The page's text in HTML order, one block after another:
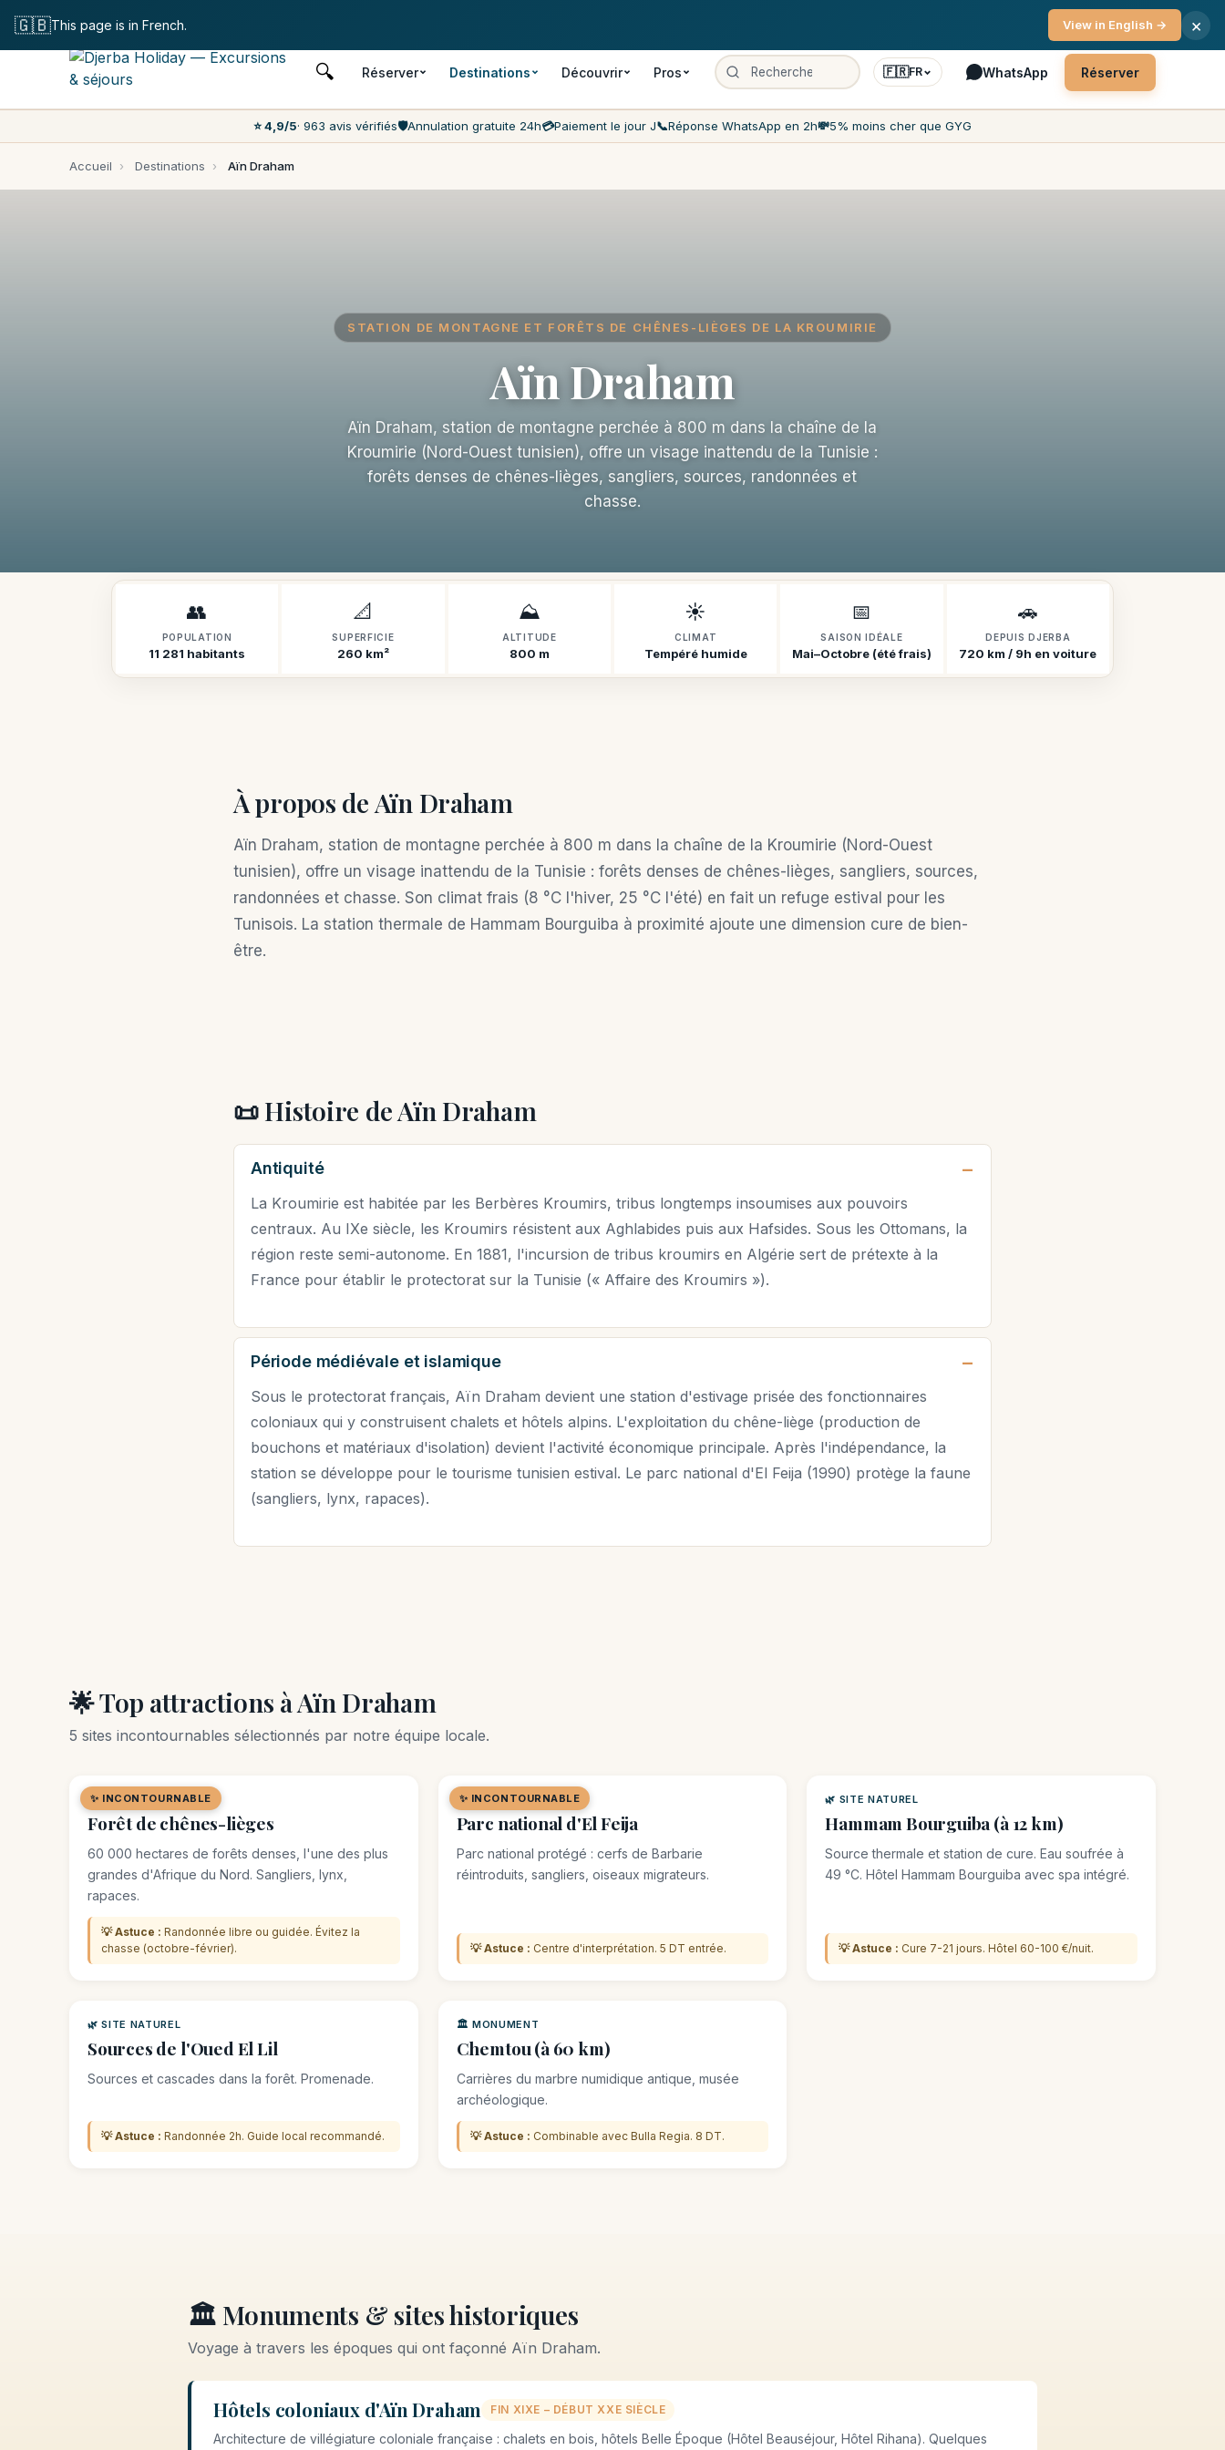
🔍 Réserver Destinations Découvrir Pros 🇫🇷FR WhatsApp Réserver
⭐ 4,9/5· 963 avis vérifiés🛡️Annulation gratuite 24h💳Paiement le jour J📞Réponse WhatsApp en 2h💸5% moins cher que GYG
Accueil › Destinations › Aïn Draham
STATION DE MONTAGNE ET FORÊTS DE CHÊNES-LIÈGES DE LA KROUMIRIE
Aïn Draham
Aïn Draham, station de montagne perchée à 800 m dans la chaîne de la
Kroumirie (Nord-Ouest tunisien), offre un visage inattendu de la Tunisie :
forêts denses de chênes-lièges, sangliers, sources, randonnées et
chasse.
👥
POPULATION
11 281 habitants
📐
SUPERFICIE
260 km²
⛰️
ALTITUDE
800 m
☀️
CLIMAT
Tempéré humide
📅
SAISON IDÉALE
Mai–Octobre (été frais)
🚗
DEPUIS DJERBA
720 km / 9h en voiture
À propos de Aïn Draham
Aïn Draham, station de montagne perchée à 800 m dans la chaîne de la Kroumirie (Nord-Ouest
tunisien), offre un visage inattendu de la Tunisie : forêts denses de chênes-lièges, sangliers, sources,
randonnées et chasse. Son climat frais (8 °C l'hiver, 25 °C l'été) en fait un refuge estival pour les
Tunisois. La station thermale de Hammam Bourguiba à proximité ajoute une dimension cure de bien-
être.
📜 Histoire de Aïn Draham
Antiquité
La Kroumirie est habitée par les Berbères Kroumirs, tribus longtemps insoumises aux pouvoirs
centraux. Au IXe siècle, les Kroumirs résistent aux Aghlabides puis aux Hafsides. Sous les Ottomans, la
région reste semi-autonome. En 1881, l'incursion de tribus kroumirs en Algérie sert de prétexte à la
France pour établir le protectorat sur la Tunisie (« Affaire des Kroumirs »).
Période médiévale et islamique
Sous le protectorat français, Aïn Draham devient une station d'estivage prisée des fonctionnaires
coloniaux qui y construisent chalets et hôtels alpins. L'exploitation du chêne-liège (production de
bouchons et matériaux d'isolation) devient l'activité économique principale. Après l'indépendance, la
station se développe pour le tourisme tunisien estival. Le parc national d'El Feija (1990) protège la faune
(sangliers, lynx, rapaces).
🌟 Top attractions à Aïn Draham
5 sites incontournables sélectionnés par notre équipe locale.
✨ INCONTOURNABLE
🌿 SITE NATUREL
Forêt de chênes-lièges
60 000 hectares de forêts denses, l'une des plus
grandes d'Afrique du Nord. Sangliers, lynx,
rapaces.
💡 Astuce : Randonnée libre ou guidée. Évitez la
chasse (octobre-février).
✨ INCONTOURNABLE
🌿 SITE NATUREL
Parc national d'El Feija
Parc national protégé : cerfs de Barbarie
réintroduits, sangliers, oiseaux migrateurs.
💡 Astuce : Centre d'interprétation. 5 DT entrée.
🌿 SITE NATUREL
Hammam Bourguiba (à 12 km)
Source thermale et station de cure. Eau soufrée à
49 °C. Hôtel Hammam Bourguiba avec spa intégré.
💡 Astuce : Cure 7-21 jours. Hôtel 60-100 €/nuit.
🌿 SITE NATUREL
Sources de l'Oued El Lil
Sources et cascades dans la forêt. Promenade.
💡 Astuce : Randonnée 2h. Guide local recommandé.
🏛️ MONUMENT
Chemtou (à 60 km)
Carrières du marbre numidique antique, musée
archéologique.
💡 Astuce : Combinable avec Bulla Regia. 8 DT.
🏛️ Monuments & sites historiques
Voyage à travers les époques qui ont façonné Aïn Draham.
Hôtels coloniaux d'Aïn Draham FIN XIXE – DÉBUT XXE SIÈCLE
Architecture de villégiature coloniale française : chalets en bois, hôtels Belle Époque (Hôtel Beauséjour, Hôtel Rihana). Quelques
🇬🇧This page is in French. View in English → ×